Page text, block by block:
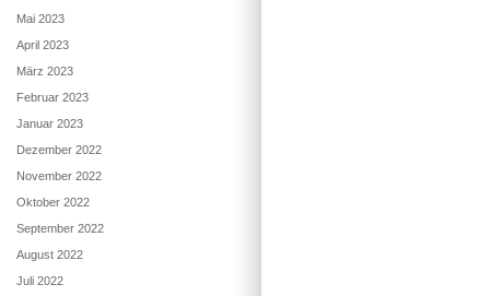
Mai 2023
April 2023
März 2023
Februar 2023
Januar 2023
Dezember 2022
November 2022
Oktober 2022
September 2022
August 2022
Juli 2022